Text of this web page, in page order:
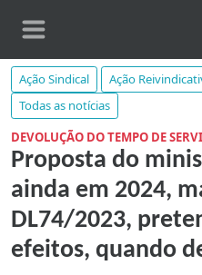
Ação Sindical Ação
Todas as notícias
DEVOLUÇÃO DO TEMPO DE
Proposta do
ainda em 2024,
DL74/2023,
efeitos, quando